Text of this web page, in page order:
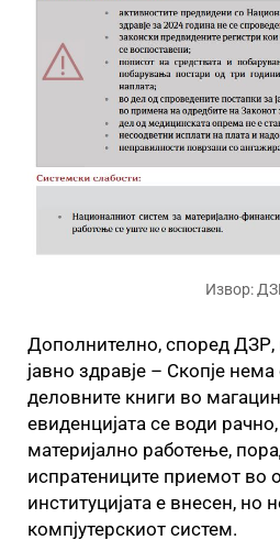
Извор:
Дополнително, според ДЗР,
јавно здравје – Скопје
деловните книги во
евиденцијата се води
материјално работење,
испратениците приемот во
институцијата е внесен, но
компјутерскиот систем.